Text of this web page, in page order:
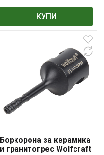
КУПИ
Боркорона за керамика
и гранитогрес Wolfcraft